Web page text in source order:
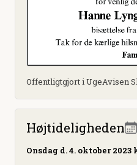
Offentligtgjort i UgeAvisen
Højtideligheden
Onsdag d. 4. oktober 2023